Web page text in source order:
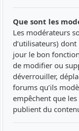
Que sont les
Les modérateurs
d’utilisateurs)
jour le bon
de modifier ou
déverrouiller,
forums qu’ils
empêchent que
publient du